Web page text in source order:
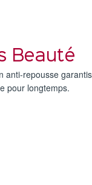
Beauté
anti-repousse
pour longtemps.